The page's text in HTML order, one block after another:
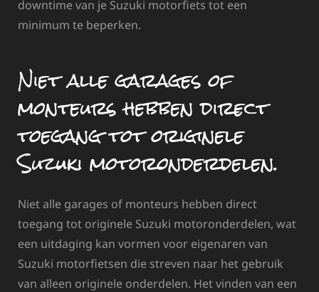
downtime van je Suzuki motorfiets tot een
minimum te beperken.
Niet alle garages of
monteurs hebben direct
toegang tot originele
Suzuki motoronderdelen.
Niet alle garages of monteurs hebben direct
toegang tot originele Suzuki motoronderdelen, wat
een uitdaging kan vormen voor eigenaren van
Suzuki motorfietsen die streven naar het gebruik
van alleen originele onderdelen. Het vinden van een